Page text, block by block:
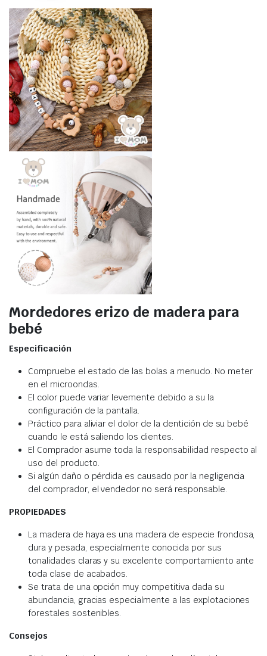
Mordedores erizo de madera para
bebé
Especificación
Compruebe el estado de las bolas a menudo. No meter
en el microondas.
El color puede variar levemente debido a su la
configuración de la pantalla.
Práctico para aliviar el dolor de la dentición de su bebé
cuando le está saliendo los dientes.
El Comprador asume toda la responsabilidad respecto al
uso del producto.
Si algún daño o pérdida es causado por la negligencia
del comprador, el vendedor no será responsable.
PROPIEDADES
La madera de haya es una madera de especie frondosa,
dura y pesada, especialmente conocida por sus
tonalidades claras y su excelente comportamiento ante
toda clase de acabados.
Se trata de una opción muy competitiva dada su
abundancia, gracias especialmente a las explotaciones
forestales sostenibles.
Consejos